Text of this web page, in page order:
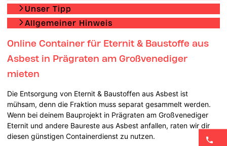
Unser Tipp
Allgemeiner Hinweis
Online Container für Eternit & Baustoffe aus
Asbest in Prägraten am Großvenediger
mieten
Die Entsorgung von Eternit & Baustoffen aus Asbest ist
mühsam, denn die Fraktion muss separat gesammelt werden.
Wenn bei deinem Bauprojekt in Prägraten am Großvenediger
Eternit und andere Baureste aus Asbest anfallen, raten wir dir
diesen günstigen Containerdienst zu nutzen.